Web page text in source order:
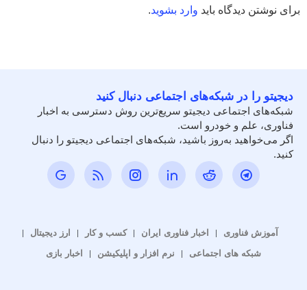
برای نوشتن دیدگاه باید وارد بشوید.
دیجیتو را در شبکه‌های اجتماعی دنبال کنید
شبکه‌های اجتماعی دیجیتو سریع‌ترین روش دسترسی به اخبار
فناوری، علم و خودرو است.
اگر می‌خواهید به‌روز باشید، شبکه‌های اجتماعی دیجیتو را دنبال
کنید.
آموزش فناوری اخبار فناوری ایران کسب و کار
ارز دیجیتال
شبکه های اجتماعی
نرم افزار و اپلیکیشن اخبار بازی